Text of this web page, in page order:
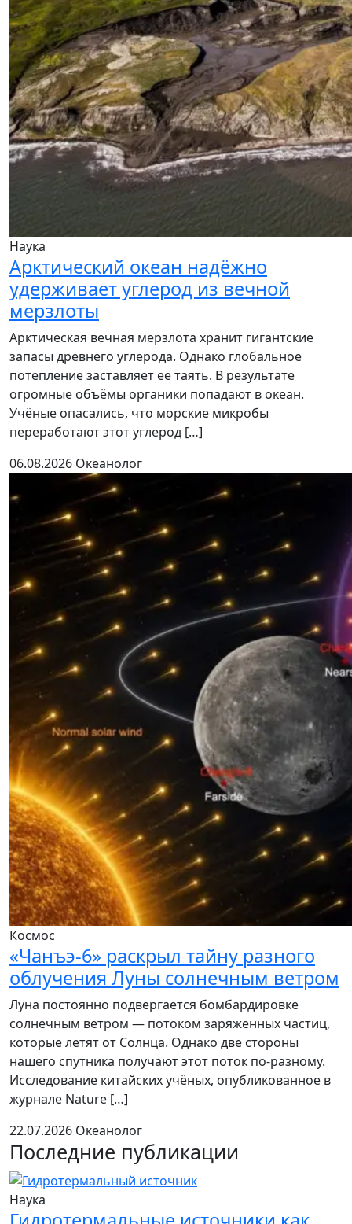
Наука
Арктический океан надёжно
удерживает углерод из вечной
мерзлоты
Арктическая вечная мерзлота хранит гигантские
запасы древнего углерода. Однако глобальное
потепление заставляет её таять. В результате
огромные объёмы органики попадают в океан.
Учёные опасались, что морские микробы
переработают этот углерод […]
06.08.2026 Океанолог
Космос
«Чанъэ-6» раскрыл тайну разного
облучения Луны солнечным ветром
Луна постоянно подвергается бомбардировке
солнечным ветром — потоком заряженных частиц,
которые летят от Солнца. Однако две стороны
нашего спутника получают этот поток по-разному.
Исследование китайских учёных, опубликованное в
журнале Nature […]
22.07.2026 Океанолог
Последние публикации
Наука